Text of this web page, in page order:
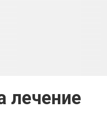
лечение